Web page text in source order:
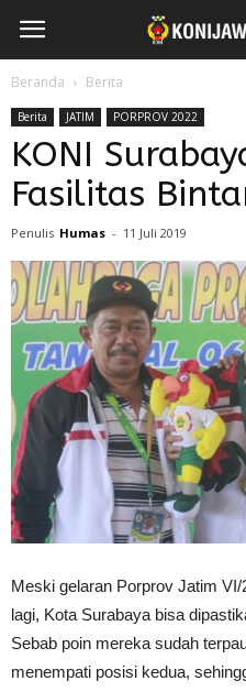
Beranda Berita
Berita JATIM PORPROV 2022
KONI
Fasilitas
Penulis Humas - 11 Juli 2019
Meski gelaran Porprov Jatim
lagi, Kota Surabaya bisa
Sebab poin mereka sudah
menempati posisi kedua,